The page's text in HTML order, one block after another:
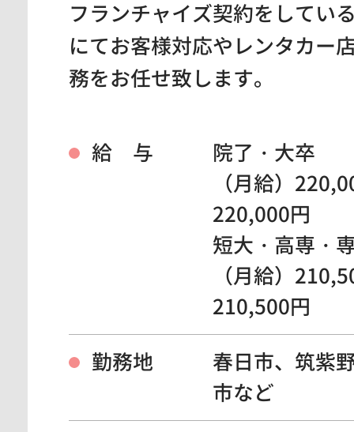
フランチャイズ契約をしてい
にてお客様対応やレンタカー
務をお任せ致します。
給 与
院了・大卒
（月給）
220,000円
短大・高専・
（月給）
210,500円
勤務地
春日市、筑紫
市など